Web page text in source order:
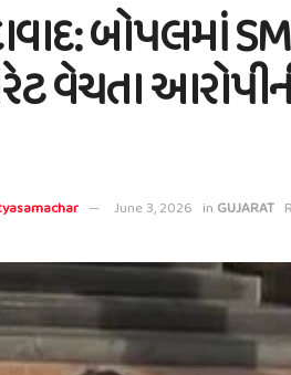
બોપલમાં
વેચતા
June 3, 2026 in GUJARAT